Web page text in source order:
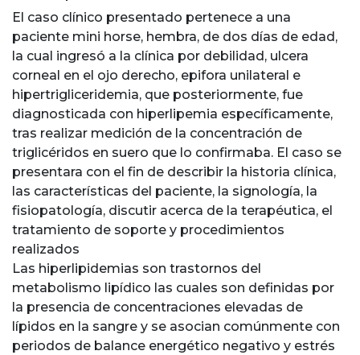
El caso clínico presentado pertenece a una
paciente mini horse, hembra, de dos días de edad,
la cual ingresó a la clínica por debilidad, ulcera
corneal en el ojo derecho, epifora unilateral e
hipertrigliceridemia, que posteriormente, fue
diagnosticada con hiperlipemia específicamente,
tras realizar medición de la concentración de
triglicéridos en suero que lo confirmaba. El caso se
presentara con el fin de describir la historia clínica,
las características del paciente, la signología, la
fisiopatología, discutir acerca de la terapéutica, el
tratamiento de soporte y procedimientos
realizados
Las hiperlipidemias son trastornos del
metabolismo lipídico las cuales son definidas por
la presencia de concentraciones elevadas de
lípidos en la sangre y se asocian comúnmente con
periodos de balance energético negativo y estrés